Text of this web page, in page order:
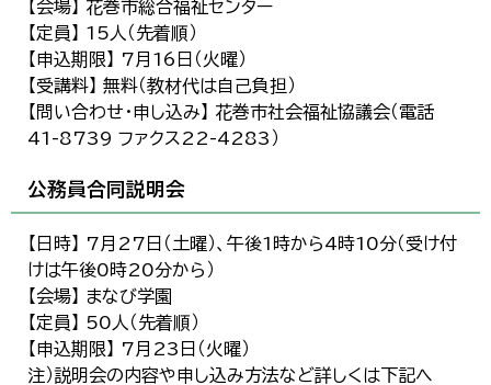
【会場】 花巻市総合福祉センター
【定員】 15人（先着順）
【申込期限】 7月16日（火曜）
【受講料】 無料（教材代は自己負担）
【問い合わせ・申し込み】 花巻市社会福祉協議会（電話
41-8739 ファクス22-4283）
公務員合同説明会
【日時】 7月27日（土曜）、午後1時から4時10分（受け付
けは午後0時20分から）
【会場】 まなび学園
【定員】 50人（先着順）
【申込期限】 7月23日（火曜）
注）説明会の内容や申し込み方法など詳しくは下記へ